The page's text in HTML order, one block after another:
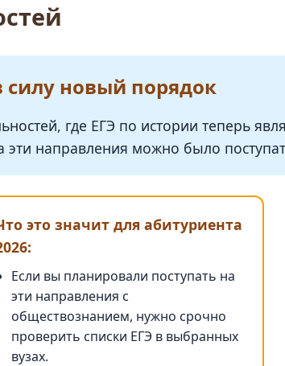
силу новый порядок
где ЕГЭ по истории теперь
эти направления можно было
это значит для абитуриента
Если вы планировали поступать на
эти направления с
обществознанием, нужно срочно
проверить списки ЕГЭ в выбранных
вузах.